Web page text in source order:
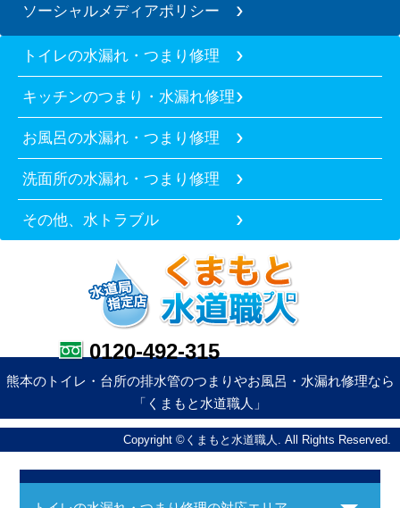
ソーシャルメディアポリシー
トイレの水漏れ・つまり修理
キッチンのつまり・水漏れ修理
お風呂の水漏れ・つまり修理
洗面所の水漏れ・つまり修理
その他、水トラブル
0120-492-315
熊本のトイレ・台所の排水管のつまりやお風呂・水漏れ修理なら
「くまもと水道職人」
Copyright ©くまもと水道職人. All Rights Reserved.